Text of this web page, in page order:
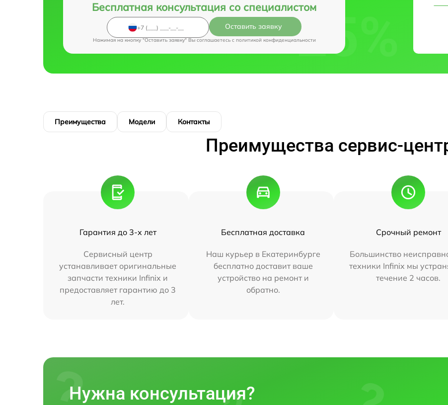
Бесплатная консультация со специалистом
Оставить заявку
Нажимая на кнопку "Оставить заявку" Вы соглашаетесь c политикой конфиденциальности
Преимущества Модели Контакты
Преимущества сервис-
Гарантия до 3-х лет
Сервисный центр
устанавливает оригинальные
запчасти техники Infinix и
предоставляет гарантию до 3
лет.
Бесплатная доставка
Наш курьер в Екатеринбурге
бесплатно доставит ваше
устройство на ремонт и
обратно.
Срочный ремонт
Большинство
техники Infinix мы
течение 2 часов.
Нужна консультация?